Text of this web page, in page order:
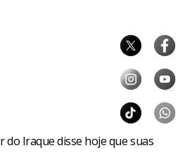
Iraque disse hoje que suas